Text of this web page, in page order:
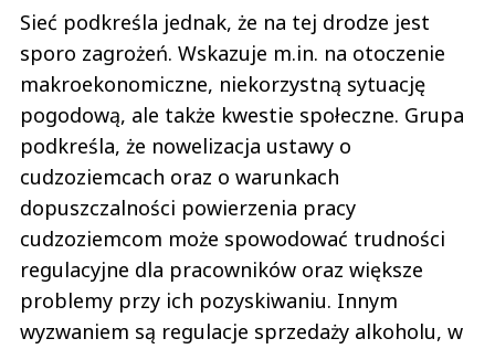
Sieć podkreśla jednak, że na tej drodze jest
sporo zagrożeń. Wskazuje m.in. na otoczenie
makroekonomiczne, niekorzystną sytuację
pogodową, ale także kwestie społeczne. Grupa
podkreśla, że nowelizacja ustawy o
cudzoziemcach oraz o warunkach
dopuszczalności powierzenia pracy
cudzoziemcom może spowodować trudności
regulacyjne dla pracowników oraz większe
problemy przy ich pozyskiwaniu. Innym
wyzwaniem są regulacje sprzedaży alkoholu, w